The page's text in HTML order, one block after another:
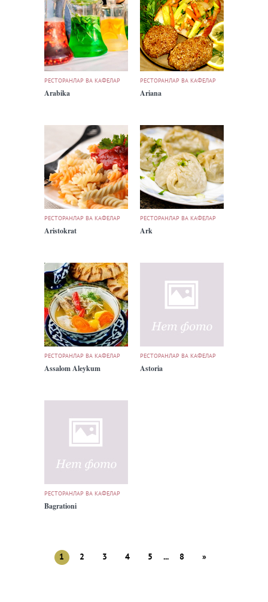
РЕСТОРАНЛАР ВА КАФЕЛАР
Arabika
РЕСТОРАНЛАР ВА КАФЕЛАР
Ariana
РЕСТОРАНЛАР ВА КАФЕЛАР
Aristokrat
РЕСТОРАНЛАР ВА КАФЕЛАР
Ark
РЕСТОРАНЛАР ВА КАФЕЛАР
Assalom Aleykum
РЕСТОРАНЛАР ВА КАФЕЛАР
Astoria
РЕСТОРАНЛАР ВА КАФЕЛАР
Bagrationi
1 2 3 4 5 ... 8 »